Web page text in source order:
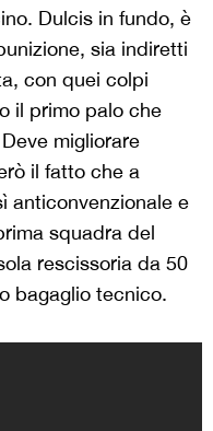
Dulcis in fundo, è
sia indiretti
con quei colpi
il primo palo che
migliorare
il fatto che a
anticonvenzionale e
squadra del
rescissoria da 50
bagaglio tecnico.